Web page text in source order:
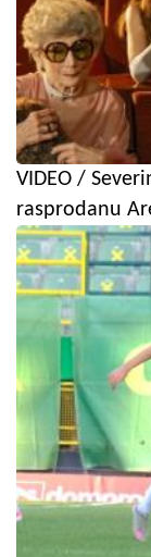
VIDEO /
rasprodanu